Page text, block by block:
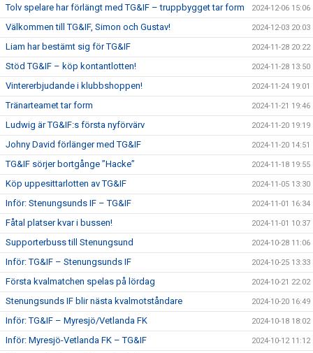
Tolv spelare har förlängt med TG&IF – truppbygget tar form 2024-12-06 15:06
Välkommen till TG&IF, Simon och Gustav! 2024-12-03 20:03
Liam har bestämt sig för TG&IF 2024-11-28 20:22
Stöd TG&IF – köp kontantlotten! 2024-11-28 13:50
Vintererbjudande i klubbshoppen! 2024-11-24 19:01
Tränarteamet tar form 2024-11-21 19:46
Ludwig är TG&IF:s första nyförvärv 2024-11-20 19:19
Johny David förlänger med TG&IF 2024-11-20 14:51
TG&IF sörjer bortgånge ”Hacke” 2024-11-18 19:55
Köp uppesittarlotten av TG&IF 2024-11-05 13:30
Inför: Stenungsunds IF – TG&IF 2024-11-01 16:34
Fåtal platser kvar i bussen! 2024-11-01 10:37
Supporterbuss till Stenungsund 2024-10-28 11:06
Inför: TG&IF – Stenungsunds IF 2024-10-25 13:33
Första kvalmatchen spelas på lördag 2024-10-21 22:02
Stenungsunds IF blir nästa kvalmotståndare 2024-10-20 16:49
Inför: TG&IF – Myresjö/Vetlanda FK 2024-10-18 18:02
Inför: Myresjö-Vetlanda FK – TG&IF 2024-10-12 11:12